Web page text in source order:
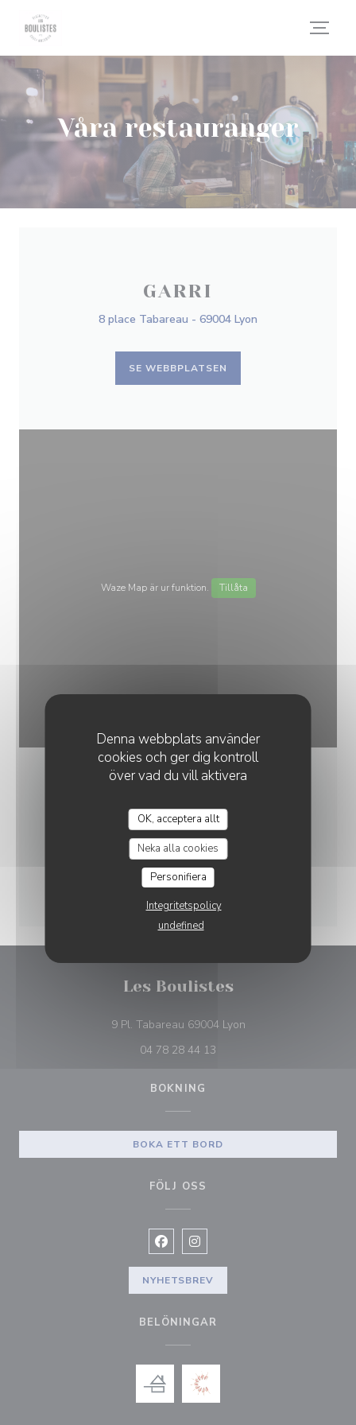
Denna webbplats använder
cookies och ger dig kontroll
över vad du vill aktivera
OK, acceptera allt
Neka alla cookies
Personifiera
Integritetspolicy
undefined
Våra restauranger
GARRI
8 place Tabareau - 69004 Lyon
SE WEBBPLATSEN
Waze Map är ur funktion. Tillåta
Les Boulistes
9 Pl. Tabareau 69004 Lyon((öppnas i ett nytt
04 78 28 44 13
BOKNING
BOKA ETT BORD
FÖLJ OSS
Facebook ((öppnas i ett nytt
Instagram ((öppnas i ett nytt
NYHETSBREV
BELÖNINGAR